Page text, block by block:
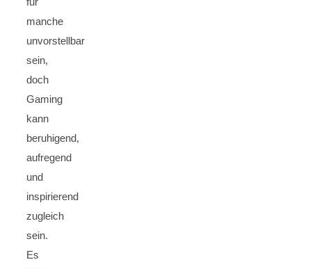
manche
unvorstellbar
sein,
doch
Gaming
kann
beruhigend,
aufregend
und
inspirierend
zugleich
sein.
Es